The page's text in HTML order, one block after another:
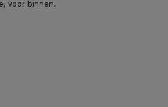
voor binnen.